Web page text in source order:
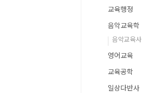
교육행정
음악교육학
음악교육사
영어교육
교육공학
일상다반사